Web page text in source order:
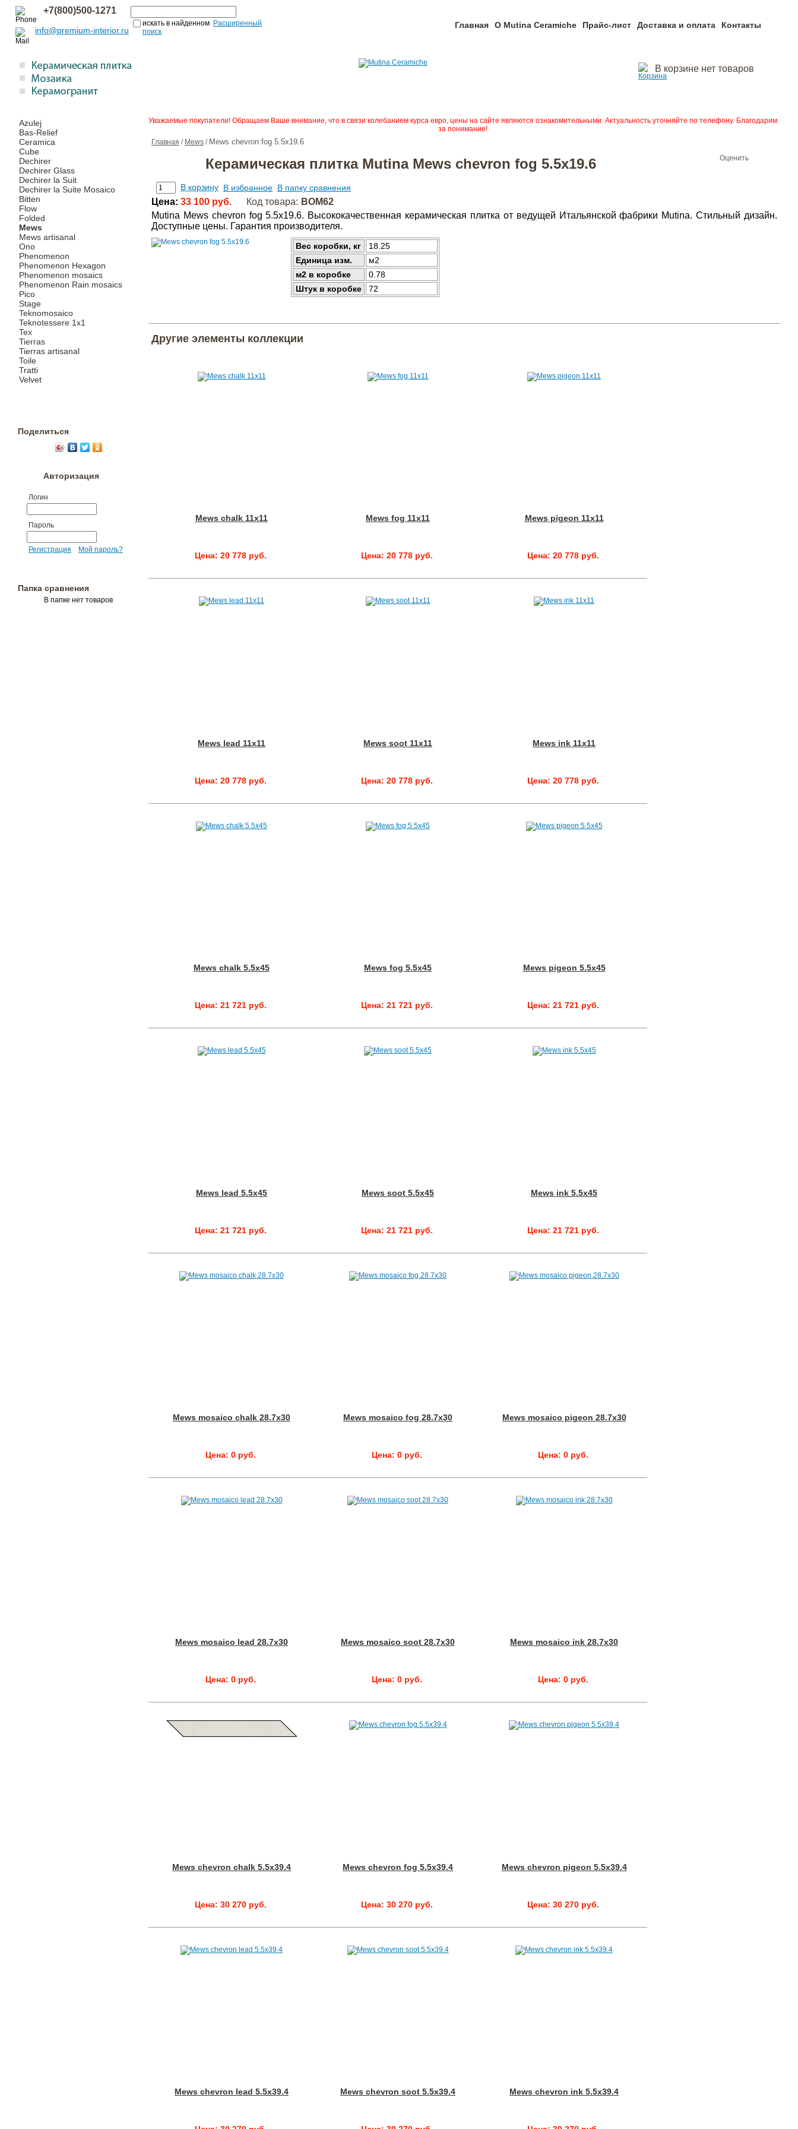
+7(800)500-1271
info@premium-interior.ru
Главная О Mutina Ceramiche Прайс-лист Доставка и оплата Контакты
искать в найденном Расширенный
поиск
В корзине нет товаров
Azulej
Bas-Relief
Ceramica
Cube
Dechirer
Dechirer Glass
Dechirer la Suit
Dechirer la Suite Mosaico
Bitten
Flow
Folded
Mews
Mews artisanal
Ono
Phenomenon
Phenomenon Hexagon
Phenomenon mosaics
Phenomenon Rain mosaics
Pico
Stage
Teknomosaico
Teknotessere 1x1
Tex
Tierras
Tierras artisanal
Toile
Tratti
Velvet
Поделиться
Авторизация
Логин
Пароль
Регистрация Мой пароль?
Папка сравнения
В папке нет товаров
Уважаемые покупатели! Обращаем Ваше внимание, что в связи колебанием курса евро, цены на сайте являются ознакомительными. Актуальность уточняйте по телефону. Благодарим
за понимание!
Главная / Mews / Mews chevron fog 5.5x19.6
Оценить
Керамическая плитка Mutina Mews chevron fog 5.5x19.6
В корзину В избранное В папку сравнения
Цена: 33 100 руб. Код товара: BOM62
Mutina Mews chevron fog 5.5x19.6. Высококачественная керамическая плитка от ведущей Итальянской фабрики Mutina. Стильный дизайн.
Доступные цены. Гарантия производителя.
Вес коробки, кг
18.25
Единица изм.
м2
м2 в коробке
0.78
Штук в коробке
72
Другие элементы коллекции
Mews chalk 11x11
Цена: 20 778 руб.
Mews fog 11x11
Цена: 20 778 руб.
Mews pigeon 11x11
Цена: 20 778 руб.
Mews lead 11x11
Цена: 20 778 руб.
Mews soot 11x11
Цена: 20 778 руб.
Mews ink 11x11
Цена: 20 778 руб.
Mews chalk 5.5x45
Цена: 21 721 руб.
Mews fog 5.5x45
Цена: 21 721 руб.
Mews pigeon 5.5x45
Цена: 21 721 руб.
Mews lead 5.5x45
Цена: 21 721 руб.
Mews soot 5.5x45
Цена: 21 721 руб.
Mews ink 5.5x45
Цена: 21 721 руб.
Mews mosaico chalk 28.7x30
Цена: 0 руб.
Mews mosaico fog 28.7x30
Цена: 0 руб.
Mews mosaico pigeon 28.7x30
Цена: 0 руб.
Mews mosaico lead 28.7x30
Цена: 0 руб.
Mews mosaico soot 28.7x30
Цена: 0 руб.
Mews mosaico ink 28.7x30
Цена: 0 руб.
Mews chevron chalk 5.5x39.4
Цена: 30 270 руб.
Mews chevron fog 5.5x39.4
Цена: 30 270 руб.
Mews chevron pigeon 5.5x39.4
Цена: 30 270 руб.
Mews chevron lead 5.5x39.4 Mews chevron soot 5.5x39.4 Mews chevron ink 5.5x39.4